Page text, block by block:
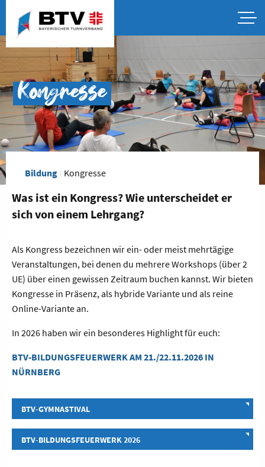
Kongresse
Bildung Kongresse
Was ist ein Kongress? Wie unterscheidet er
sich von einem Lehrgang?
Als Kongress bezeichnen wir ein- oder meist mehrtägige
Veranstaltungen, bei denen du mehrere Workshops (über 2
UE) über einen gewissen Zeitraum buchen kannst. Wir bieten
Kongresse in Präsenz, als hybride Variante und als reine
Online-Variante an.
In 2026 haben wir ein besonderes Highlight für euch:
BTV-BILDUNGSFEUERWERK AM 21./22.11.2026 IN
NÜRNBERG
BTV-GYMNASTIVAL
BTV-BILDUNGSFEUERWERK 2026